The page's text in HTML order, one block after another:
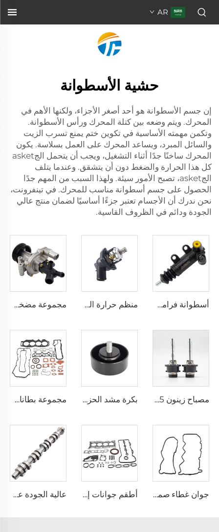
AR
حشية الأسطوانة
إن جسم الأسطوانة هو أحد أصغر الأجزاء، ولكنها الأهم في
المحرك. ويتم وضعه بين كتلة المحرك ورأس الأسطوانة.
وتكمن مهمته الأساسية في تكوين ختم يمنع تسرب الزيت
والسائل المبرد، ويساعد المحرك على العمل بسلاسة. يكون
المحرك ساخنًا جدًا أثناء التشغيل، ويجب أن يتحمل الجasket
كل هذا الحرارة والضغط دون أن يتشقق. وعندما يتلف
الجasket، تصبح الأمور سيئة. ولهذا السبب من المهم جدًا
الحصول على جسم أسطوانة مناسب للمحرك. في تينفرونت،
نحن ندرك أن الأجسام تعتبر جزءًا أساسيًا لضمان منتج عالي
الجودة ودائم في الظروف القاسية.
أسطوانة فرامل القابض المساعدة 31470-12093 لـ تويوتا أفانسيس كورولا بريميو ياريس 1.6 منظم حرارة الماء 12674639 منظم حرارة المحرك الجديد لشيفروليه شيانو سيلفرادو سابربان تاهو 5.3 مجموعة مضخة ماء نظام تبريد قطع غيار محرك السيارة BK3Q-8A558-GC، مجموعة مضخة ماء BK3Q8A558GC لمضخة ماء فورد رينجر 3.2
مصباح زينون D4S 35 واط لمصابيح السيارة الأمامية 42402C1 لهوندا لكزس مازدا تويوتا بكرة مشد الحزام قطعة غيار سيارات عالية الجودة 68027602AA لسيارة فورد فيستا IV 1.3i مجموعة بطانات محرك WEAT عالية الجودة WE01-10-271 مجموعة إحكام الصيانة لسيارة فورد رينجر 3.0 لتر / مازدا BT-50 3.0 لتر
جوان غطاء صمام المحرك عالي الأداء YD22 YD25 رقم 13270-AD20A لسيارات نيسان X-TRAIL NV200 ALTIMA أطقم جوانات إصلاح المحرك عالية الأداء 10101-EE027 لمحرك نيسان 1.6 HR16 للسيارات عالية الجودة عمود الحدبات 9L3Z6250C لمحرك فورد Expedition Explorer F-150 4.6L 5.4L 4AT 4R75W